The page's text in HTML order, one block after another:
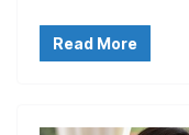
Read More